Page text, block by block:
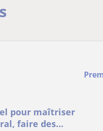
pour maîtriser
faire des